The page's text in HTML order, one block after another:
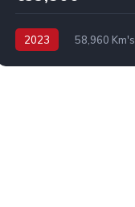
2023 58,960 Km's